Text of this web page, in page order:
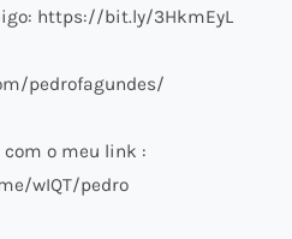
https://bit.ly/3HkmEyL
pedrofagundes/
o meu link :
wIQT/pedro